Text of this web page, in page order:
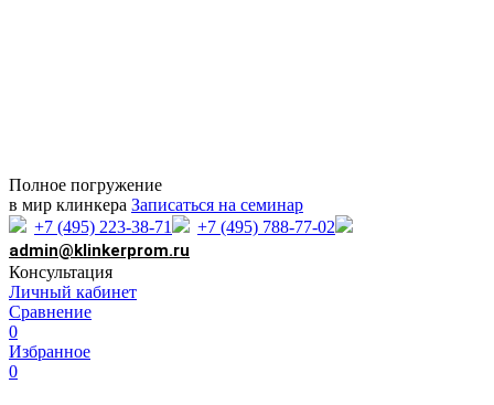
Полное погружение
в мир клинкера Записаться на семинар
+7 (495) 223-38-71
+7 (495) 788-77-02
admin@klinkerprom.ru
Консультация
Личный кабинет
Сравнение
0
Избранное
0